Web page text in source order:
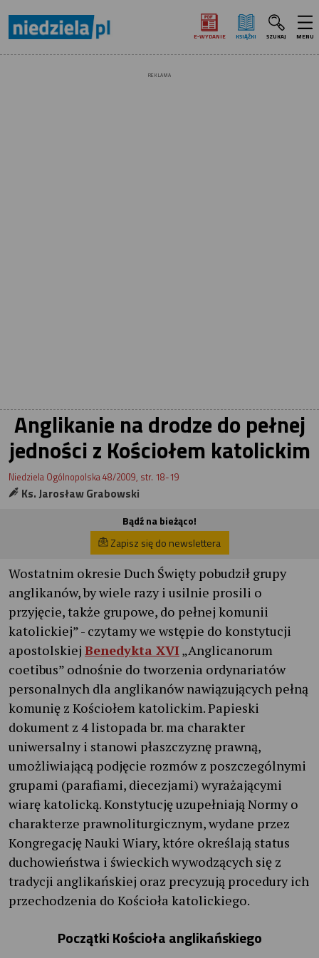
E‑WYDANIE KSIĄŻKI SZUKAJ MENU
REKLAMA
Anglikanie na drodze do pełnej
jedności z Kościołem katolickim
Niedziela Ogólnopolska 48/2009, str. 18-19
Ks. Jarosław Grabowski
Bądź na bieżąco!
Zapisz się do newslettera
Wostatnim okresie Duch Święty pobudził grupy
anglikanów, by wiele razy i usilnie prosili o
przyjęcie, także grupowe, do pełnej komunii
katolickiej” - czytamy we wstępie do konstytucji
apostolskiej Benedykta XVI„Anglicanorum
coetibus” odnośnie do tworzenia ordynariatów
personalnych dla anglikanów nawiązujących pełną
komunię z Kościołem katolickim. Papieski
dokument z 4 listopada br. ma charakter
uniwersalny i stanowi płaszczyznę prawną,
umożliwiającą podjęcie rozmów z poszczególnymi
grupami (parafiami, diecezjami) wyrażającymi
wiarę katolicką. Konstytucję uzupełniają Normy o
charakterze prawnoliturgicznym, wydane przez
Kongregację Nauki Wiary, które określają status
duchowieństwa i świeckich wywodzących się z
tradycji anglikańskiej oraz precyzują procedury ich
przechodzenia do Kościoła katolickiego.
Początki Kościoła anglikańskiego